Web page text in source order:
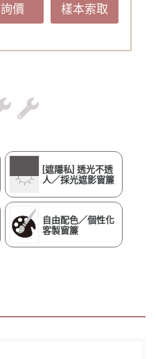
詢價 樣本索取
[遮隱私] 透光不透
人／採光遮影窗簾
自由配色／個性化
客製窗簾